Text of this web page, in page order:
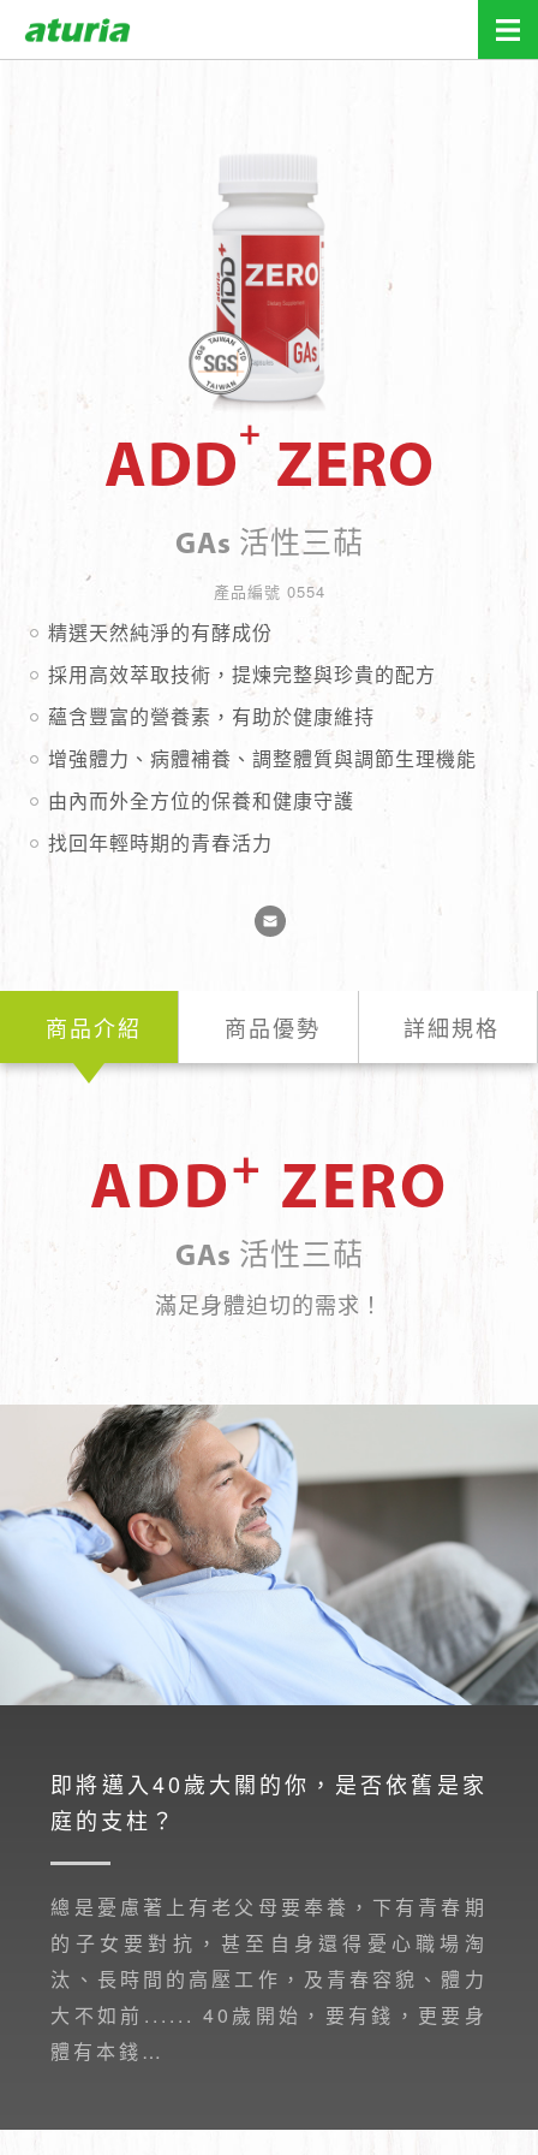
關於我們
關於奧麗雅
健康管理團隊
品質保證
關懷社會
聯絡我們
貼心服務
新知報報
互動檢測
健康講座
享樂活動
安心產品
生活精選
會員專區
加入會員
會員登入
Q&A
Line諮詢
ADD
+
ZERO
GAs 活性三萜
產品編號 0554
精選天然純淨的有酵成份
採用高效萃取技術，提煉完整與珍貴的配方
蘊含豐富的營養素，有助於健康維持
增強體力、病體補養、調整體質與調節生理機能
由內而外全方位的保養和健康守護
找回年輕時期的青春活力
商品介紹 商品優勢 詳細規格
ADD+ ZERO
GAs 活性三萜
滿足身體迫切的需求！
即將邁入40歲大關的你，是否依舊是家
庭的支柱？
總是憂慮著上有老父母要奉養，下有青春期
的子女要對抗，甚至自身還得憂心職場淘
汰、長時間的高壓工作，及青春容貌、體力
大不如前...... 40歲開始，要有錢，更要身
體有本錢…